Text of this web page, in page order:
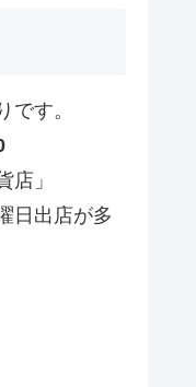
です。
店」
日出店が多